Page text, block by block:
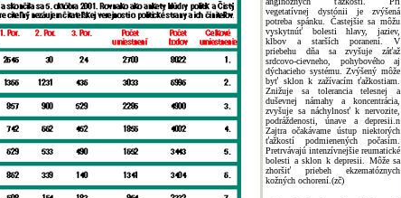
vegetatívnej dystónii je zvýšená
potreba spánku. Častejšie sa môžu
vyskytnúť bolesti hlavy, jaziev,
kĺbov a starších poranení. V
priebehu dňa sa zvyšuje záťaž
srdcovo-cievneho, pohybového aj
dýchacieho systému. Zvýšený môže
byť sklon k zažívacím ťažkostiam.
Znižuje sa tolerancia telesnej a
duševnej námahy a koncentrácia,
zvyšuje sa náchylnosť k nervozite,
podráždenosti, únave a depresii.n
Zajtra očakávame ústup niektorých
ťažkostí podmienených počasím.
Pretrvávajú intenzívnejšie reumatické
bolesti a sklon k depresii. Môže sa
zhoršiť priebeh ekzematóznych
kožných ochorení.(zč)